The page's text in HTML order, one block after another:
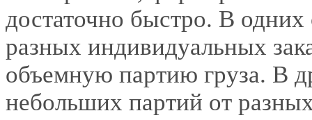
достаточно быстро. В
разных индивидуальных
объемную партию груза. В
небольших партий от